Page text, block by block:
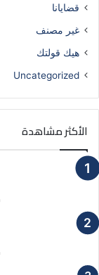
قضايانا
غير مصنف
هيك قولتك
Uncategorized
الأكثر مشاهدة